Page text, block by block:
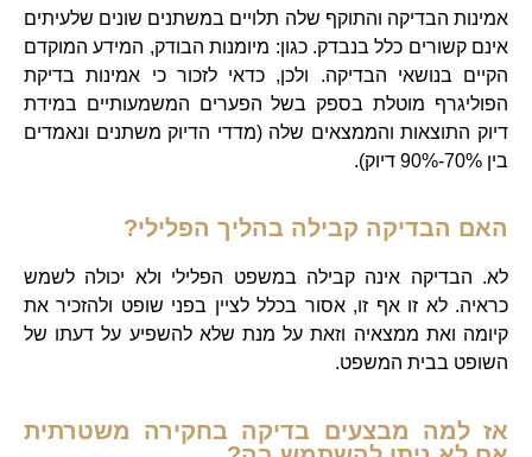
אמינות הבדיקה והתוקף שלה תלויים במשתנים שונים שלעיתים
אינם קשורים כלל בנבדק. כגון: מיומנות הבודק, המידע המוקדם
הקיים בנושאי הבדיקה. ולכן, כדאי לזכור כי אמינות בדיקת
הפוליגרף מוטלת בספק בשל הפערים המשמעותיים במידת
דיוק התוצאות והממצאים שלה (מדדי הדיוק משתנים ונאמדים
בין 70%-90% דיוק).
האם הבדיקה קבילה בהליך הפלילי?
לא. הבדיקה אינה קבילה במשפט הפלילי ולא יכולה לשמש
כראיה. לא זו אף זו, אסור בכלל לציין בפני שופט ולהזכיר את
קיומה ואת ממצאיה וזאת על מנת שלא להשפיע על דעתו של
השופט בבית המשפט.
אז למה מבצעים בדיקה בחקירה משטרתית